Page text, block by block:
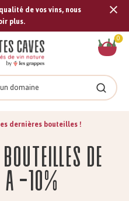
de vos vins, nous
plus.
0
dernières bouteilles !
de
-10%